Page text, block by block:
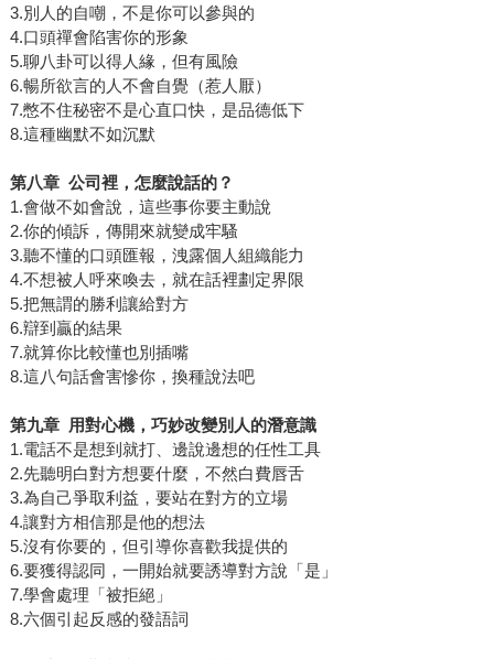
3.別人的自嘲，不是你可以參與的
4.口頭禪會陷害你的形象
5.聊八卦可以得人緣，但有風險
6.暢所欲言的人不會自覺（惹人厭）
7.憋不住秘密不是心直口快，是品德低下
8.這種幽默不如沉默
第八章 公司裡，怎麼說話的？
1.會做不如會說，這些事你要主動說
2.你的傾訴，傳開來就變成牢騷
3.聽不懂的口頭匯報，洩露個人組織能力
4.不想被人呼來喚去，就在話裡劃定界限
5.把無謂的勝利讓給對方
6.辯到贏的結果
7.就算你比較懂也別插嘴
8.這八句話會害慘你，換種說法吧
第九章 用對心機，巧妙改變別人的潛意識
1.電話不是想到就打、邊說邊想的任性工具
2.先聽明白對方想要什麼，不然白費唇舌
3.為自己爭取利益，要站在對方的立場
4.讓對方相信那是他的想法
5.沒有你要的，但引導你喜歡我提供的
6.要獲得認同，一開始就要誘導對方說「是」
7.學會處理「被拒絕」
8.六個引起反感的發語詞